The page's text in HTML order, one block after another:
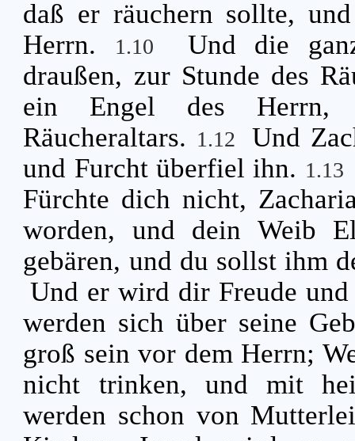
daß er räuchern sollte,
Herrn.
1.10
Und die
draußen, zur Stunde des
ein Engel des Herrn,
Räucheraltars. 1.12
Und
und Furcht überfiel ihn. 1.13
Fürchte dich nicht,
worden, und dein Weib
gebären, und du sollst ihm
Und er wird dir Freude
werden sich über seine
groß sein vor dem Herrn;
nicht trinken, und mit
werden schon von